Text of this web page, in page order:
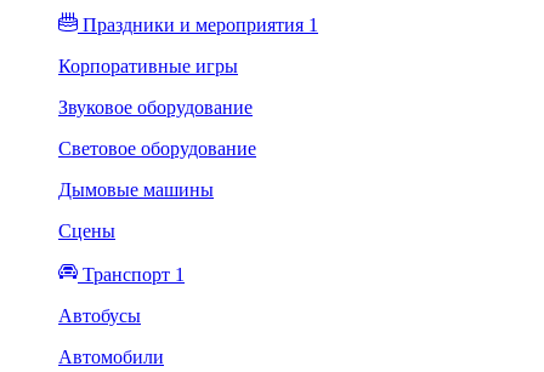
Праздники и мероприятия 1
Корпоративные игры
Звуковое оборудование
Световое оборудование
Дымовые машины
Сцены
Транспорт 1
Автобусы
Автомобили